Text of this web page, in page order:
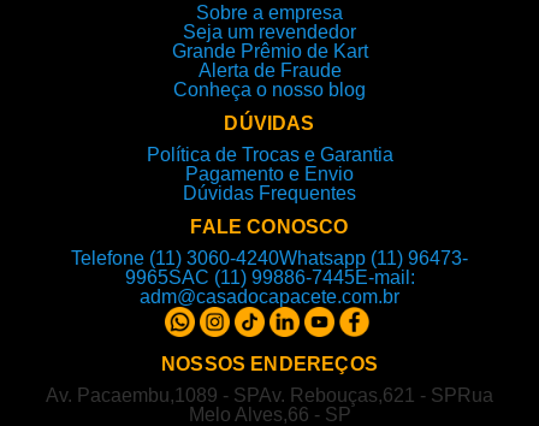
Sobre a empresa
Seja um revendedor
Grande Prêmio de Kart
Alerta de Fraude
Conheça o nosso blog
DÚVIDAS
Política de Trocas e Garantia
Pagamento e Envio
Dúvidas Frequentes
FALE CONOSCO
Telefone (11) 3060-4240Whatsapp (11) 96473-
9965SAC (11) 99886-7445E-mail:
adm@casadocapacete.com.br
NOSSOS ENDEREÇOS
Av. Pacaembu,1089 - SPAv. Rebouças,621 - SP Rua
Melo Alves,66 - SP